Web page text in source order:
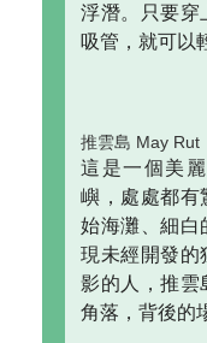
浮潛。只要穿
吸管，就可以
推雲島 May Rut
這是一個美
嶼，處處都有
始海灘、細白
現未經開發的
影的人，推雲
角落，背後的